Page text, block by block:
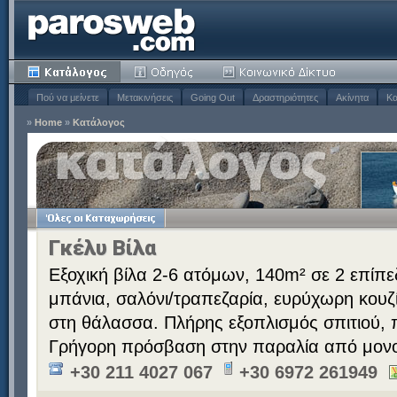
Πού να μείνετε Μετακινήσεις Going Out Δραστηριότητες Ακίνητα
» Home » Κατάλογος
Γκέλυ Βίλα
Εξοχική βίλα 2-6 ατόμων, 140m² σε 2
μπάνια, σαλόνι/τραπεζαρία, ευρύχωρη
στη θάλασσα. Πλήρης εξοπλισμός
Γρήγορη πρόσβαση στην παραλία από
+30 211 4027 067
+30 6972 261949